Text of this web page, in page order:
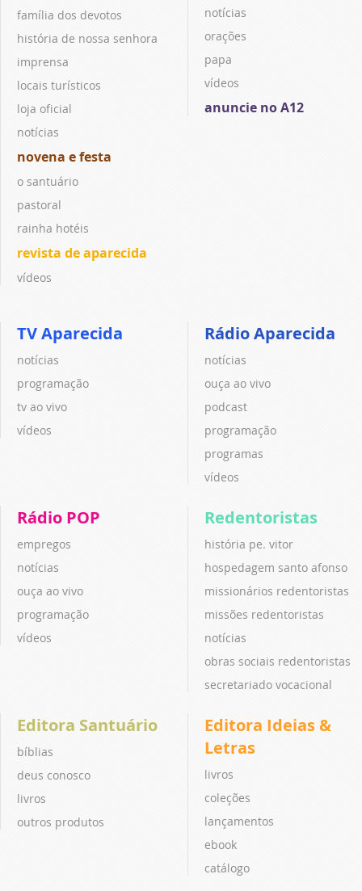
família dos devotos
história de nossa senhora
imprensa
locais turísticos
loja oficial
notícias
novena e festa
o santuário
pastoral
rainha hotéis
revista de aparecida
vídeos
notícias
orações
papa
vídeos
anuncie no A12
TV Aparecida
notícias
programação
tv ao vivo
vídeos
Rádio Aparecida
notícias
ouça ao vivo
podcast
programação
programas
vídeos
Rádio POP
empregos
notícias
ouça ao vivo
programação
vídeos
Redentoristas
história pe. vitor
hospedagem santo afonso
missionários redentoristas
missões redentoristas
notícias
obras sociais redentoristas
secretariado vocacional
Editora Santuário
bíblias
deus conosco
livros
outros produtos
Editora Ideias &
Letras
livros
coleções
lançamentos
ebook
catálogo